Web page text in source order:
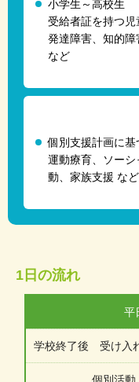
小学生～高校生
受給者証を持つ児
発達障害、知的
など
個別支援計画に基
運動療育、ソー
動、家族支援 など
1日の流れ
平
学校終了後 受け入
個別活動